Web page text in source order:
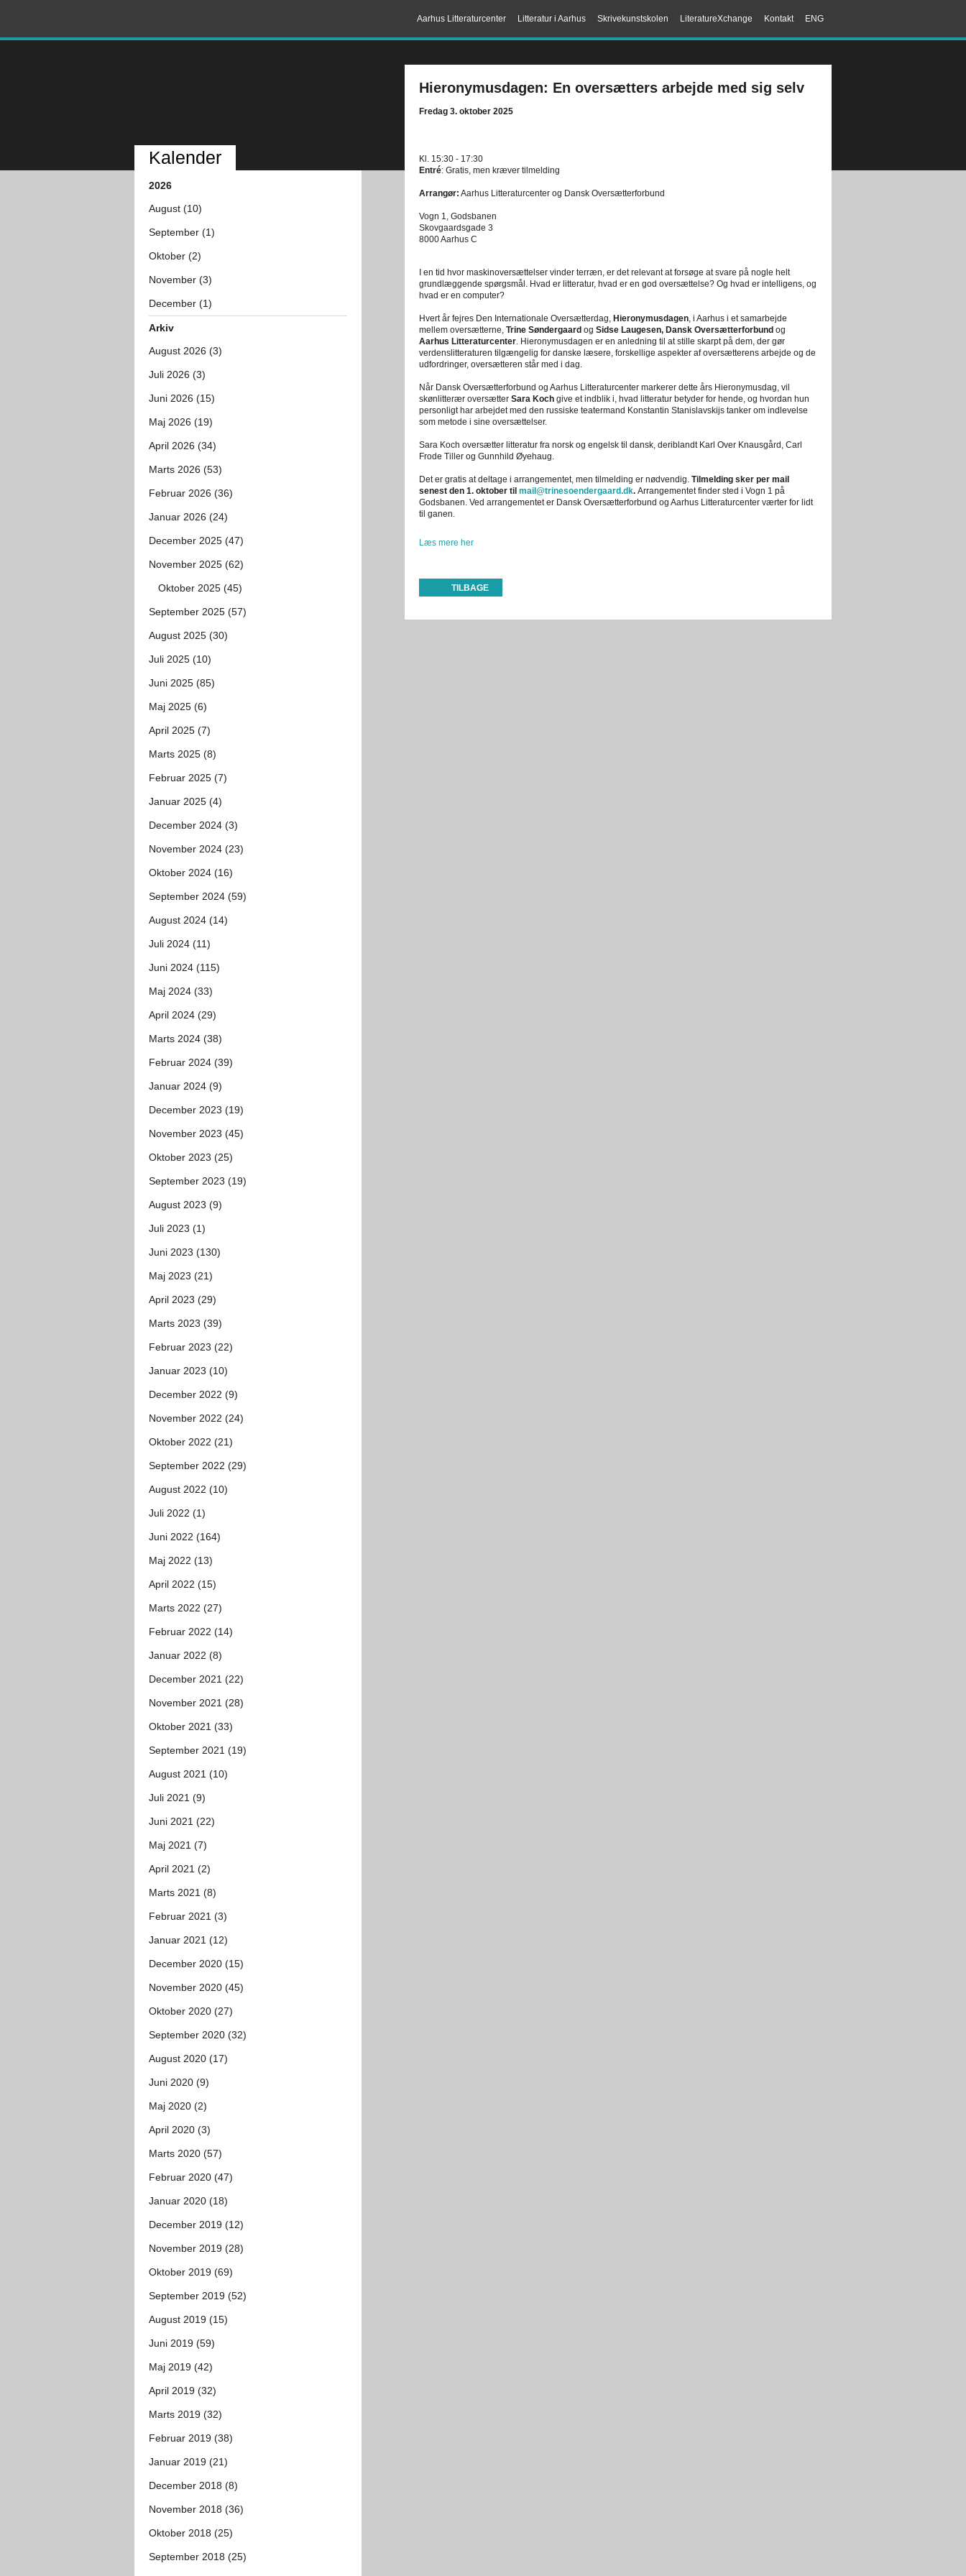
ENG
Kontakt
LiteratureXchange
Skrivekunstskolen
Litteratur i Aarhus
Aarhus Litteraturcenter
Hieronymusdagen: En oversætters arbejde med sig selv
Fredag 3. oktober 2025
Kl. 15:30 - 17:30
Entré: Gratis, men kræver tilmelding
Arrangør: Aarhus Litteraturcenter og Dansk Oversætterforbund
Vogn 1, Godsbanen
Skovgaardsgade 3
8000 Aarhus C
I en tid hvor maskinoversættelser vinder terræn, er det relevant at forsøge at svare på nogle helt
grundlæggende spørgsmål. Hvad er litteratur, hvad er en god oversættelse? Og hvad er intelligens, og
hvad er en computer?
Hvert år fejres Den Internationale Oversætterdag, Hieronymusdagen, i Aarhus i et samarbejde
mellem oversætterne, Trine Søndergaard og Sidse Laugesen, Dansk Oversætterforbund og
Aarhus Litteraturcenter. Hieronymusdagen er en anledning til at stille skarpt på dem, der gør
verdenslitteraturen tilgængelig for danske læsere, forskellige aspekter af oversætterens arbejde og de
udfordringer, oversætteren står med i dag.
Når Dansk Oversætterforbund og Aarhus Litteraturcenter markerer dette års Hieronymusdag, vil
skønlitterær oversætter Sara Koch give et indblik i, hvad litteratur betyder for hende, og hvordan hun
personligt har arbejdet med den russiske teatermand Konstantin Stanislavskijs tanker om indlevelse
som metode i sine oversættelser.
Sara Koch oversætter litteratur fra norsk og engelsk til dansk, deriblandt Karl Over Knausgård, Carl
Frode Tiller og Gunnhild Øyehaug.
Det er gratis at deltage i arrangementet, men tilmelding er nødvendig. Tilmelding sker per mail
senest den 1. oktober til mail@trinesoendergaard.dk. Arrangementet finder sted i Vogn 1 på
Godsbanen. Ved arrangementet er Dansk Oversætterforbund og Aarhus Litteraturcenter værter for lidt
til ganen.
Læs mere her
TILBAGE
Kalender
2026
August (10)
September (1)
Oktober (2)
November (3)
December (1)
Arkiv
August 2026 (3)
Juli 2026 (3)
Juni 2026 (15)
Maj 2026 (19)
April 2026 (34)
Marts 2026 (53)
Februar 2026 (36)
Januar 2026 (24)
December 2025 (47)
November 2025 (62)
Oktober 2025 (45)
September 2025 (57)
August 2025 (30)
Juli 2025 (10)
Juni 2025 (85)
Maj 2025 (6)
April 2025 (7)
Marts 2025 (8)
Februar 2025 (7)
Januar 2025 (4)
December 2024 (3)
November 2024 (23)
Oktober 2024 (16)
September 2024 (59)
August 2024 (14)
Juli 2024 (11)
Juni 2024 (115)
Maj 2024 (33)
April 2024 (29)
Marts 2024 (38)
Februar 2024 (39)
Januar 2024 (9)
December 2023 (19)
November 2023 (45)
Oktober 2023 (25)
September 2023 (19)
August 2023 (9)
Juli 2023 (1)
Juni 2023 (130)
Maj 2023 (21)
April 2023 (29)
Marts 2023 (39)
Februar 2023 (22)
Januar 2023 (10)
December 2022 (9)
November 2022 (24)
Oktober 2022 (21)
September 2022 (29)
August 2022 (10)
Juli 2022 (1)
Juni 2022 (164)
Maj 2022 (13)
April 2022 (15)
Marts 2022 (27)
Februar 2022 (14)
Januar 2022 (8)
December 2021 (22)
November 2021 (28)
Oktober 2021 (33)
September 2021 (19)
August 2021 (10)
Juli 2021 (9)
Juni 2021 (22)
Maj 2021 (7)
April 2021 (2)
Marts 2021 (8)
Februar 2021 (3)
Januar 2021 (12)
December 2020 (15)
November 2020 (45)
Oktober 2020 (27)
September 2020 (32)
August 2020 (17)
Juni 2020 (9)
Maj 2020 (2)
April 2020 (3)
Marts 2020 (57)
Februar 2020 (47)
Januar 2020 (18)
December 2019 (12)
November 2019 (28)
Oktober 2019 (69)
September 2019 (52)
August 2019 (15)
Juni 2019 (59)
Maj 2019 (42)
April 2019 (32)
Marts 2019 (32)
Februar 2019 (38)
Januar 2019 (21)
December 2018 (8)
November 2018 (36)
Oktober 2018 (25)
September 2018 (25)